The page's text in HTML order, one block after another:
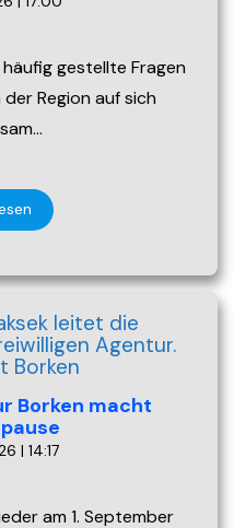
gestellte Fragen
Region auf sich
Borken macht
| 14:17
am 1. September